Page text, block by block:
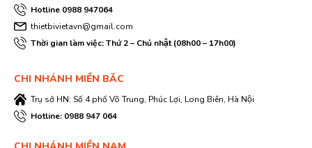
Hotline 0988 947064
thietbivietavn@gmail.com
Thời gian làm việc: Thứ 2 – Chủ nhật (08h00 – 17h00)
CHI NHÁNH MIỀN BĂC
Trụ sở HN: Số 4 phố Võ Trung, Phúc Lợi, Long Biên, Hà Nội
Hotline: 0988 947 064